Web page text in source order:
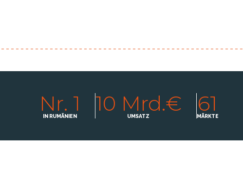
Nr. 1
IN RUMÄNIEN 10 Mrd.€
UMSATZ 61
MÄRKTE